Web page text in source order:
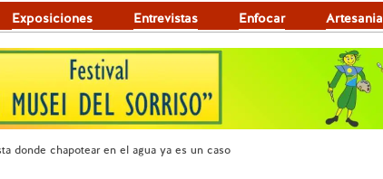
Exposiciones Entrevistas Enfocar Artesania
donde chapotear en el agua ya es un caso